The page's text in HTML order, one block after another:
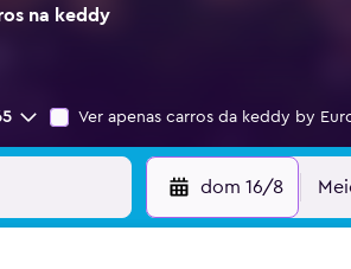
na keddy
Ver apenas carros da keddy by
dom 16/8